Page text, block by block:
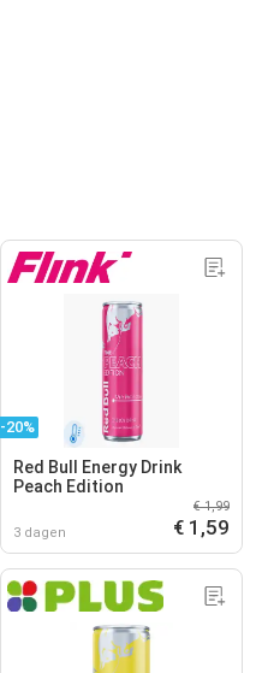
-20%
Red Bull Energy Drink
Peach Edition
3 dagen
€ 1,99
€ 1,59